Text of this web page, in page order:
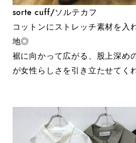
sorte cuff/ソルテカフ
コットンにストレッチ素材を入
地◎
裾に向かって広がる、股上深め
が女性らしさを引き立たせてく